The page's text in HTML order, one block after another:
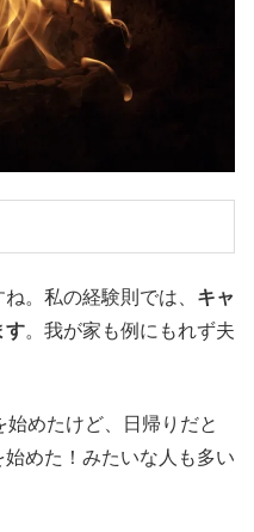
。私の経験則では、 キャ
す。我が家も例にもれず夫
めたけど、日帰りだと
めた！みたいな人も多い